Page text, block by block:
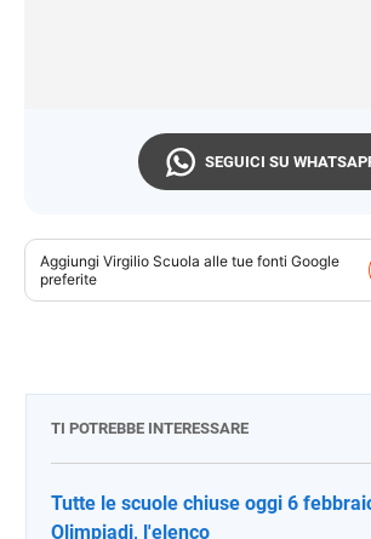
SEGUICI SU
Aggiungi Virgilio Scuola alle tue fonti Google
preferite
TI POTREBBE INTERESSARE
Tutte le scuole chiuse oggi 6
Olimpiadi, l'elenco